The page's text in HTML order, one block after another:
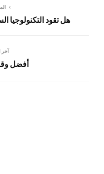
هل تقود التكنولوجيا
آخر
أفضل